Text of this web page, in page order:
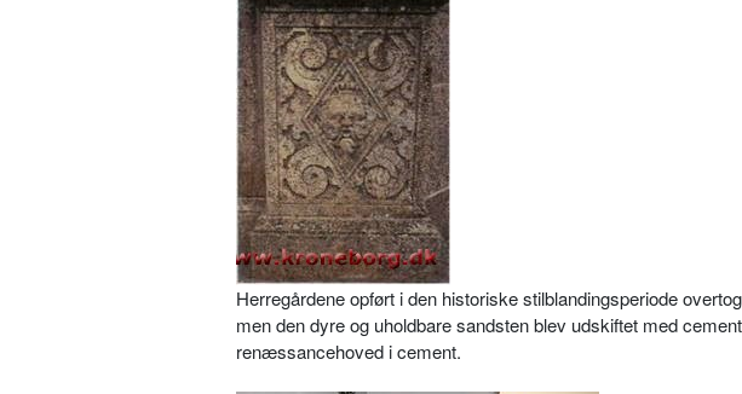
Herregårdene opført i den historiske stilblandingsperiode
men den dyre og uholdbare sandsten blev udskiftet med
renæssancehoved i cement.